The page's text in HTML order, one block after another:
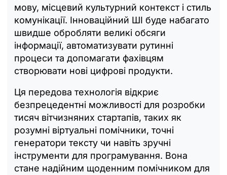
мову, місцевий культурний контекст і стиль
комунікації. Інноваційний ШІ буде набагато
швидше обробляти великі обсяги
інформації, автоматизувати рутинні
процеси та допомагати фахівцям
створювати нові цифрові продукти.
Ця передова технологія відкриє
безпрецедентні можливості для розробки
тисяч вітчизняних стартапів, таких як
розумні віртуальні помічники, точні
генератори тексту чи навіть зручні
інструменти для програмування. Вона
стане надійним щоденним помічником для